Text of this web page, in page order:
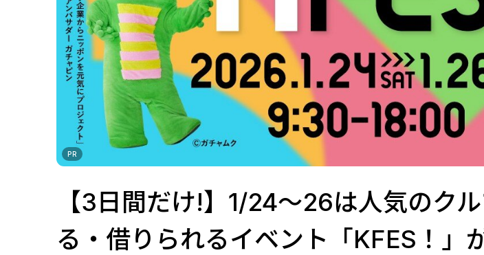
PR
【3日間だけ!】1/24～26は人気のク
る・借りられるイベント「KFES！」